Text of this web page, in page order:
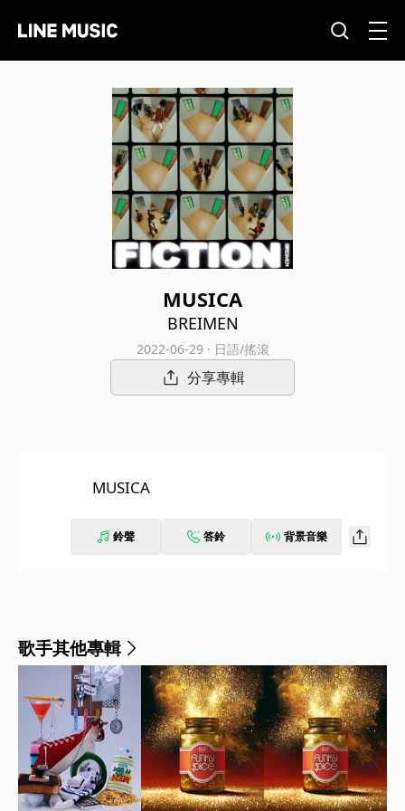
MUSICA
BREIMEN
2022-06-29 · 日語/搖滾
分享專輯
MUSICA
鈴聲 答鈴 背景音樂
歌手其他專輯